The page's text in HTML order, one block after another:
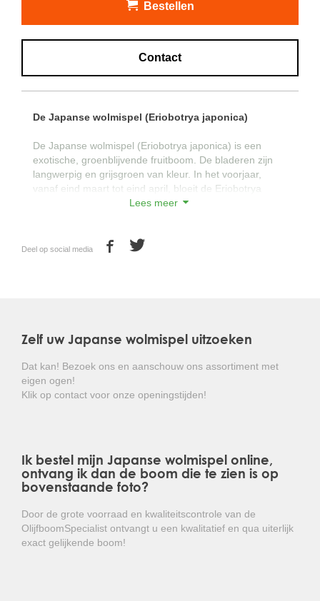
Bestellen
Contact
De Japanse wolmispel (Eriobotrya japonica)
De Japanse wolmispel (Eriobotrya japonica) is een
exotische, groenblijvende fruitboom. De bladeren zijn
langwerpig en grijsgroen van kleur. In het voorjaar,
vanaf eind maart tot eind april, bloeit de Eriobotrya
japonica met witte bloemen. Eriobotrya japonica geeft
Lees meer
Deel op social media
Zelf uw Japanse wolmispel uitzoeken
Dat kan! Bezoek ons en aanschouw ons assortiment met
eigen ogen!
Klik op contact voor onze openingstijden!
Ik bestel mijn Japanse wolmispel online,
ontvang ik dan de boom die te zien is op
bovenstaande foto?
Door de grote voorraad en kwaliteitscontrole van de
OlijfboomSpecialist ontvangt u een kwalitatief en qua uiterlijk
exact gelijkende boom!